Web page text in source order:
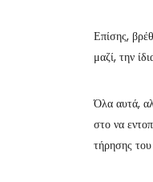
Επίσης,
μαζί, την
Όλα αυτά,
στο να
τήρησης